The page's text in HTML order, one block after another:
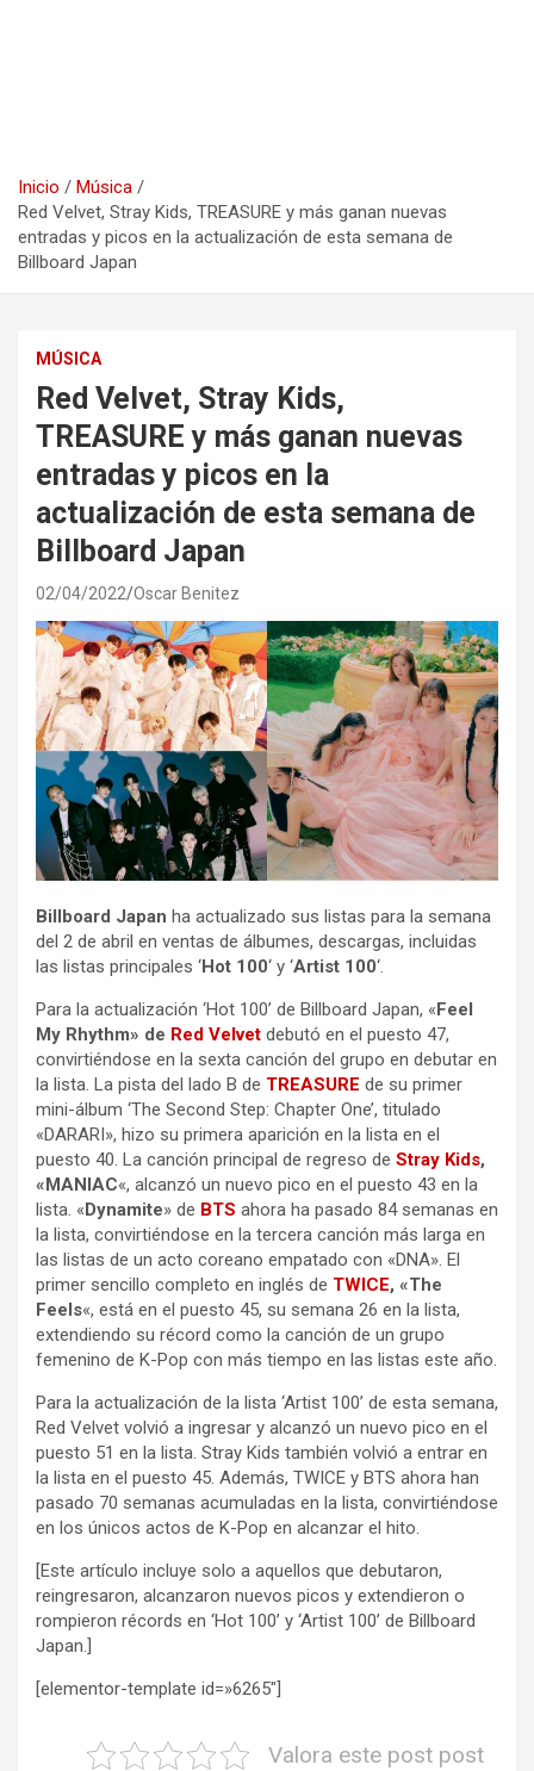
Inicio
Música
Red Velvet, Stray Kids, TREASURE y más ganan nuevas
entradas y picos en la actualización de esta semana de
Billboard Japan
MÚSICA
Red Velvet, Stray Kids,
TREASURE y más ganan nuevas
entradas y picos en la
actualización de esta semana de
Billboard Japan
02/04/2022 Oscar Benitez
Billboard Japan ha actualizado sus listas para la semana
del 2 de abril en ventas de álbumes, descargas, incluidas
las listas principales ‘Hot 100‘ y ‘Artist 100‘.
Para la actualización ‘Hot 100’ de Billboard Japan, «Feel
My Rhythm» de Red Velvet debutó en el puesto 47,
convirtiéndose en la sexta canción del grupo en debutar en
la lista. La pista del lado B de TREASURE de su primer
mini-álbum ‘The Second Step: Chapter One’, titulado
«DARARI», hizo su primera aparición en la lista en el
puesto 40. La canción principal de regreso de Stray Kids,
«MANIAC«, alcanzó un nuevo pico en el puesto 43 en la
lista. «Dynamite» de BTS ahora ha pasado 84 semanas en
la lista, convirtiéndose en la tercera canción más larga en
las listas de un acto coreano empatado con «DNA». El
primer sencillo completo en inglés de TWICE, «The
Feels«, está en el puesto 45, su semana 26 en la lista,
extendiendo su récord como la canción de un grupo
femenino de K-Pop con más tiempo en las listas este año.
Para la actualización de la lista ‘Artist 100’ de esta semana,
Red Velvet volvió a ingresar y alcanzó un nuevo pico en el
puesto 51 en la lista. Stray Kids también volvió a entrar en
la lista en el puesto 45. Además, TWICE y BTS ahora han
pasado 70 semanas acumuladas en la lista, convirtiéndose
en los únicos actos de K-Pop en alcanzar el hito.
[Este artículo incluye solo a aquellos que debutaron,
reingresaron, alcanzaron nuevos picos y extendieron o
rompieron récords en ‘Hot 100’ y ‘Artist 100’ de Billboard
Japan.]
[elementor-template id=»6265″]
Valora este post post